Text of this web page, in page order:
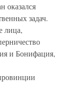
оказался
задач.
лица,
и Бонифация,